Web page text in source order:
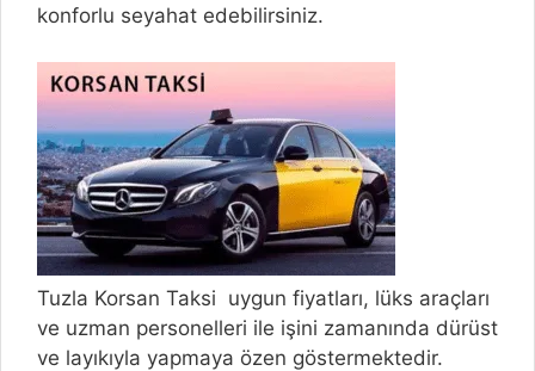
konforlu seyahat edebilirsiniz.
Tuzla Korsan Taksi uygun fiyatları, lüks araçları
ve uzman personelleri ile işini zamanında dürüst
ve layıkıyla yapmaya özen göstermektedir.